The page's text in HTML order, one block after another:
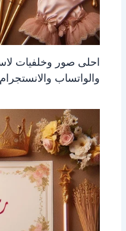
احلى صور وخلفيات
والواتساب والانستجرام